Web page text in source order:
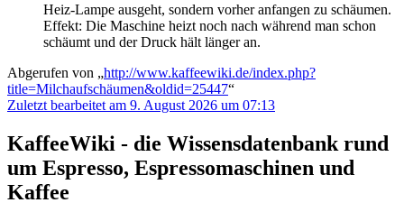
Heiz-Lampe ausgeht, sondern vorher anfangen zu schäumen.
Effekt: Die Maschine heizt noch nach während man schon
schäumt und der Druck hält länger an.
Abgerufen von „http://www.kaffeewiki.de/index.php?
title=Milchaufschäumen&oldid=25447“
Zuletzt bearbeitet am 9. August 2026 um 07:13
KaffeeWiki - die Wissensdatenbank rund
um Espresso, Espressomaschinen und
Kaffee